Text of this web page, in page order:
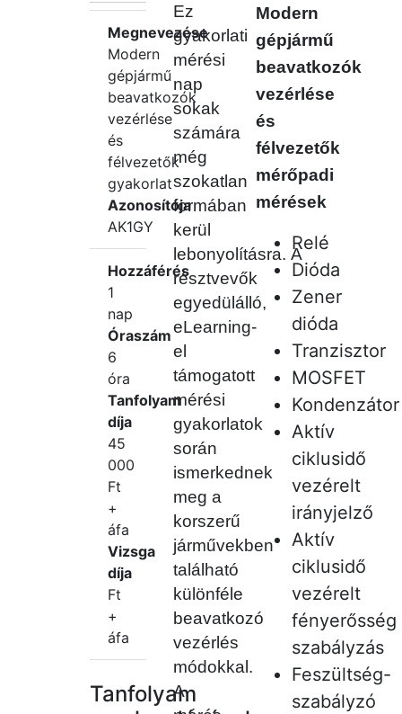
Megnevezése
Modern
gépjármű
beavatkozók
vezérlése
és
félvezetők
gyakorlat
Azonosítója
AK1GY
Hozzáférés
1
nap
Óraszám
6
óra
Tanfolyam
díja
45
000
Ft
+
áfa
Vizsga
díja
Ft
+
áfa
Tanfolyam
Ez
gyakorlati
mérési
nap
sokak
számára
még
szokatlan
formában
kerül
lebonyolításra. A
résztvevők
egyedülálló,
eLearning-
el
támogatott
mérési
gyakorlatok
során
ismerkednek
meg a
korszerű
járművekben
található
különféle
beavatkozó
vezérlés
módokkal.
A
Modern
gépjármű
beavatkozók
vezérlése
és
félvezetők
mérőpadi
mérések
Relé
Dióda
Zener
dióda
Tranzisztor
MOSFET
Kondenzátor
Aktív
ciklusidő
vezérelt
irányjelző
Aktív
ciklusidő
vezérelt
fényerősség
szabályzás
Feszültség-
szabályzó